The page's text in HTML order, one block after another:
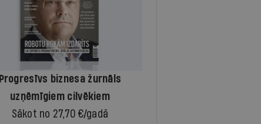
Progresīvs biznesa žurnāls
uzņēmīgiem cilvēkiem
Sākot no 27,70 €/gadā